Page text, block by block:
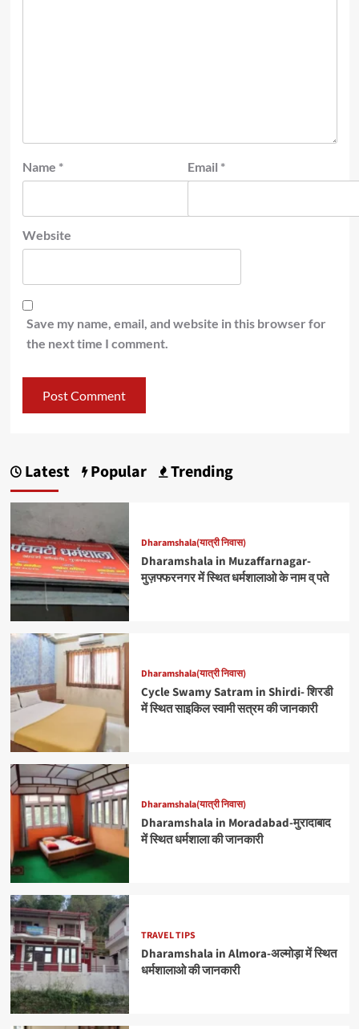
Name * Email *
Website
Save my name, email, and website in this browser for
the next time I comment.
Latest Popular Trending
Dharamshala(यात्री निवास)
Dharamshala in Muzaffarnagar-
मुज़फ्फरनगर में स्थित धर्मशालाओ के नाम व् पते
Dharamshala(यात्री निवास)
Cycle Swamy Satram in Shirdi- शिरडी
में स्थित साइकिल स्वामी सत्रम की जानकारी
Dharamshala(यात्री निवास)
Dharamshala in Moradabad-मुरादाबाद
में स्थित धर्मशाला की जानकारी
TRAVEL TIPS
Dharamshala in Almora-अल्मोड़ा में स्थित
धर्मशालाओ की जानकारी